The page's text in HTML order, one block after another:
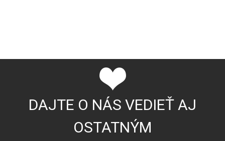
DAJTE O NÁS VEDIEŤ AJ
OSTATNÝM